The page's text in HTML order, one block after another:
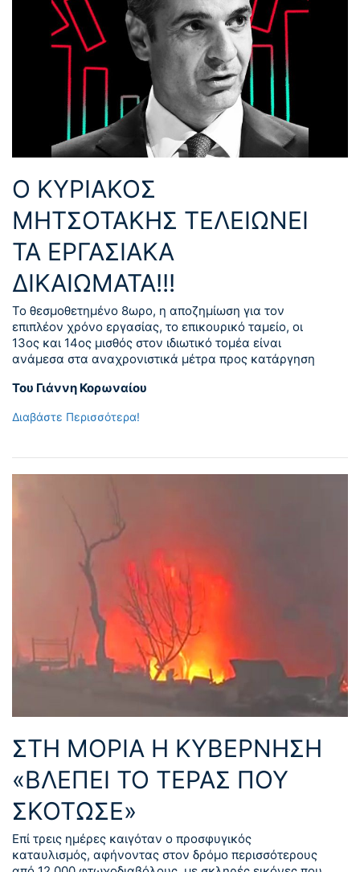
Ο ΚΥΡΙΑΚΟΣ
ΜΗΤΣΟΤΑΚΗΣ ΤΕΛΕΙΩΝΕΙ
ΤΑ ΕΡΓΑΣΙΑΚΑ
ΔΙΚΑΙΩΜΑΤΑ!!!
Το θεσμοθετημένο 8ωρο, η αποζημίωση για τον
επιπλέον χρόνο εργασίας, το επικουρικό ταμείο, οι
13ος και 14ος μισθός στον ιδιωτικό τομέα είναι
ανάμεσα στα αναχρονιστικά μέτρα προς κατάργηση
Του Γιάννη Κορωναίου
Διαβάστε Περισσότερα!
ΣΤΗ ΜΟΡΙΑ Η ΚΥΒΕΡΝΗΣΗ
«ΒΛΕΠΕΙ ΤΟ ΤΕΡΑΣ ΠΟΥ
ΣΚΟΤΩΣΕ»
Επί τρεις ημέρες καιγόταν ο προσφυγικός
καταυλισμός, αφήνοντας στον δρόμο περισσότερους